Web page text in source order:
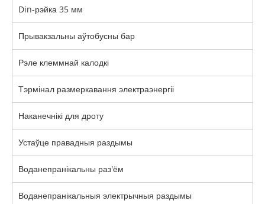
Din-рэйка 35 мм
Прывакзальны аўтобусны бар
Рэле клеммнай калодкі
Тэрмінал размеркавання электраэнергіі
Наканечнікі для дроту
Устаўце правадныя раздымы
Воданепранікальны раз'ём
Воданепранікальныя электрычныя раздымы